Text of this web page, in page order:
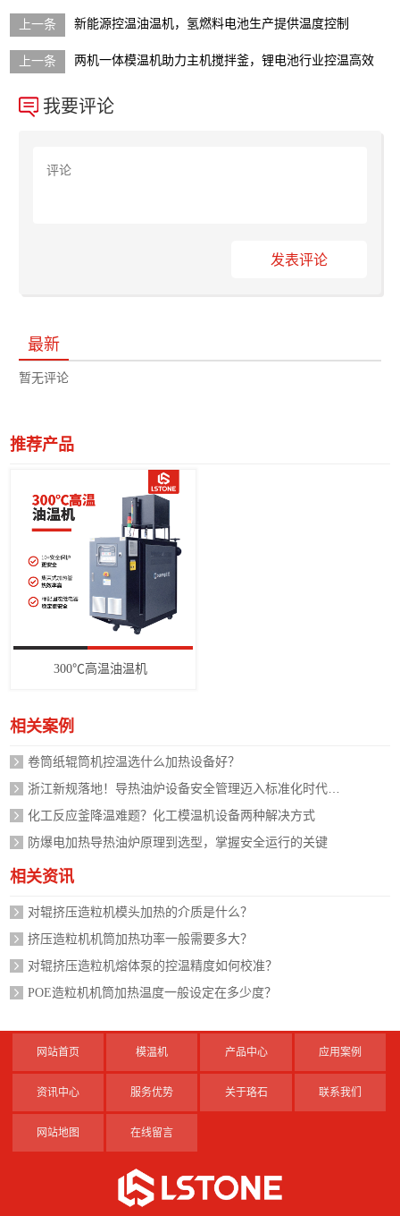
新能源控温油温机，氢燃料电池生产提供温度控制
两机一体模温机助力主机搅拌釜，锂电池行业控温高效
我要评论
发表评论
最新
暂无评论
推荐产品
300℃高温油温机
相关案例
卷筒纸辊筒机控温选什么加热设备好？
化工反应釜降温难题？化工模温机设备两种解决方式
防爆电加热导热油炉原理到选型，掌握安全运行的关键
相关资讯
对辊挤压造粒机模头加热的介质是什么？
挤压造粒机机筒加热功率一般需要多大？
对辊挤压造粒机熔体泵的控温精度如何校准？
POE造粒机机筒加热温度一般设定在多少度？
网站首页 模温机 产品中心 应用案例
资讯中心 服务优势 关于珞石 联系我们
网站地图 在线留言